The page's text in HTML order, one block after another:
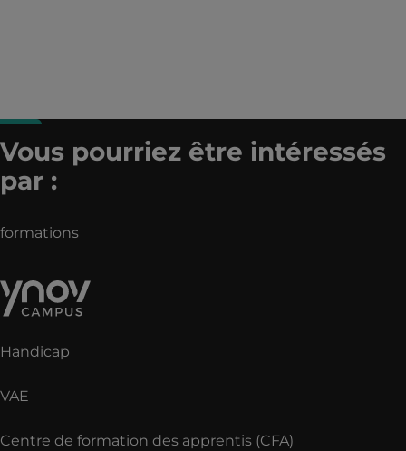
Vous pourriez être intéressés
par :
formations
Handicap
VAE
Centre de formation des apprentis (CFA)